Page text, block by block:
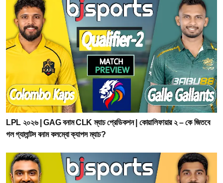
LPL ২০২৬ | GAG বনাম CLK ম্যাচ প্রেডিকশন | কোয়ালিফায়ার ২ – কে জিতবে
গল গ্যালান্টস বনাম কলম্বো ক্যাপস ম্যাচ?